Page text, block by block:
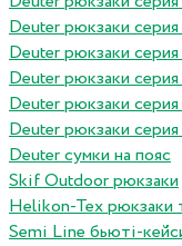
Deuter рюкзаки
Deuter рюкзаки
Deuter рюкзаки
Deuter рюкзаки
Deuter рюкзаки
Deuter сумки на пояс
Skif Outdoor рюкзаки
Helikon-Tex рюкзаки
Semi Line бьюті-